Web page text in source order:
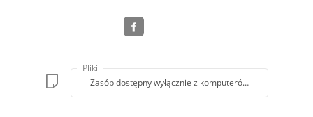
Pliki
Zasób dostępny wyłącznie z komputerów Biblioteki PK